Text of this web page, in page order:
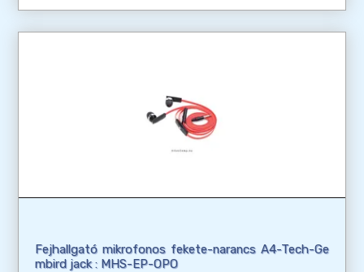
Fejhallgató mikrofonos fekete-narancs A4-Tech-Ge
mbird jack : MHS-EP-OPO